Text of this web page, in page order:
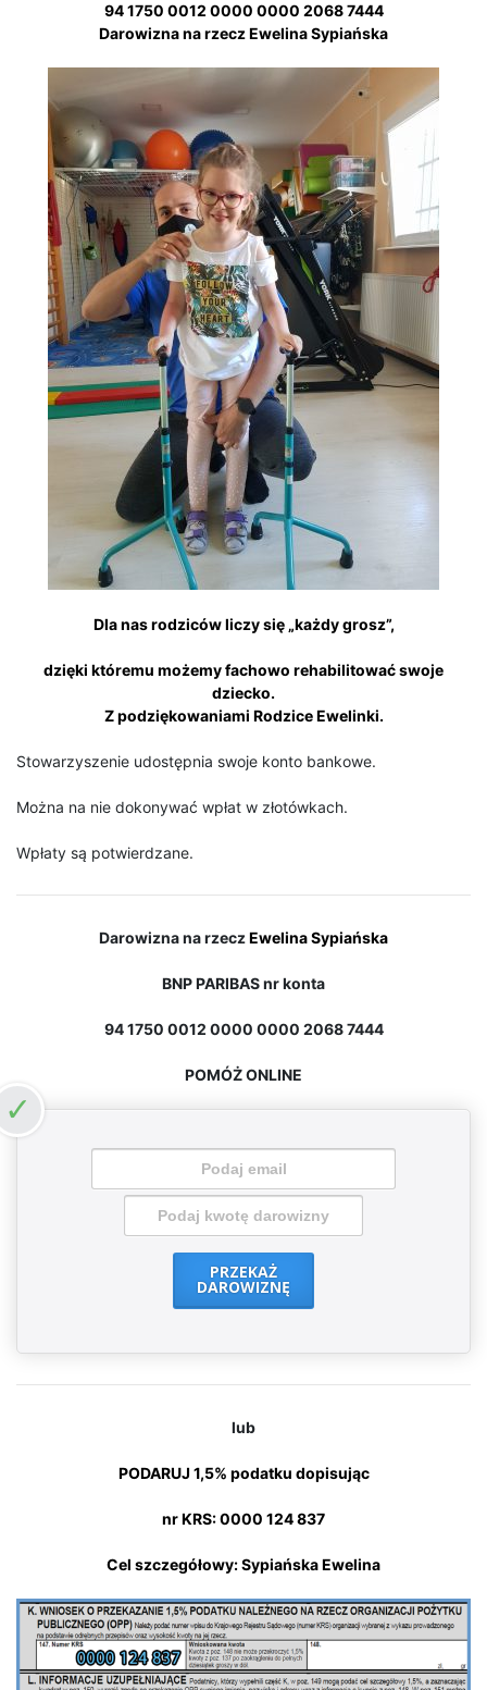
94 1750 0012 0000 0000 2068 7444
Darowizna na rzecz Ewelina Sypiańska
Dla nas rodziców liczy się „każdy grosz”,
dzięki któremu możemy fachowo rehabilitować swoje
dziecko.
Z podziękowaniami Rodzice Ewelinki.
Stowarzyszenie udostępnia swoje konto bankowe.
Można na nie dokonywać wpłat w złotówkach.
Wpłaty są potwierdzane.
Darowizna na rzeczEwelina Sypiańska
BNP PARIBASnr konta
94 1750 0012 0000 0000 2068 7444
POMÓŻ ONLINE
PRZEKAŻ
DAROWIZNĘ
lub
PODARUJ 1,5% podatku dopisując
nr KRS: 0000 124 837
Cel szczegółowy: Sypiańska Ewelina